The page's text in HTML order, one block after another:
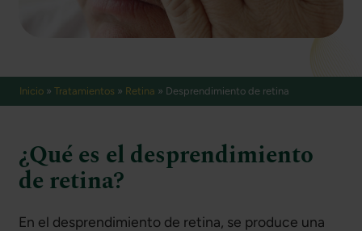
Inicio » Tratamientos » Retina » Desprendimiento de retina
¿Qué es el desprendimiento
de retina?
En el desprendimiento de retina, se produce una